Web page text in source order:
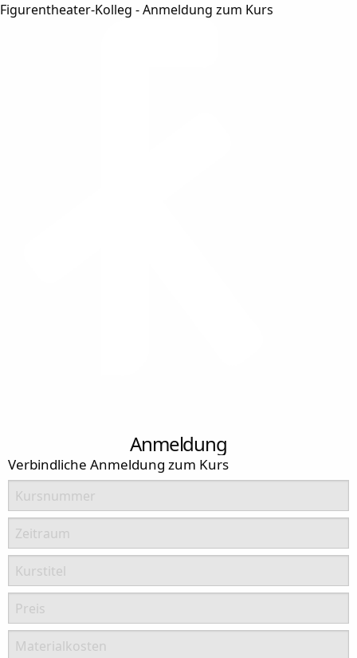
Figurentheater-Kolleg - Anmeldung zum Kurs
Anmeldung
Verbindliche Anmeldung zum Kurs
Kursnummer
Zeitraum
Kurstitel
Preis
Materialkosten